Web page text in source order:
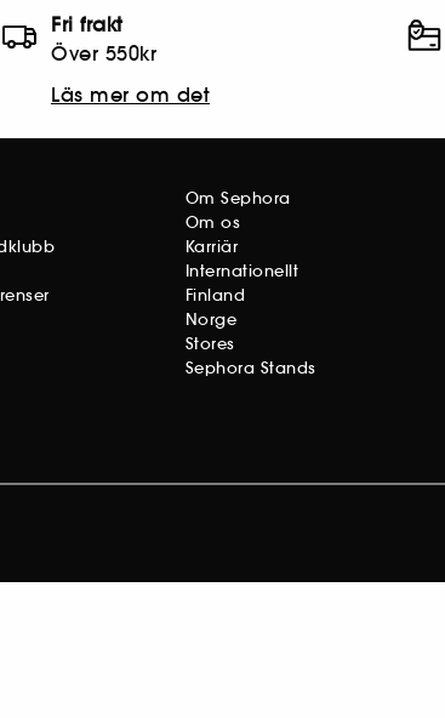
Fri frakt
Över 550kr
Läs mer om det
Om Sephora
Om os
Karriär
Internationellt
Finland
Norge
Stores
Sephora Stands